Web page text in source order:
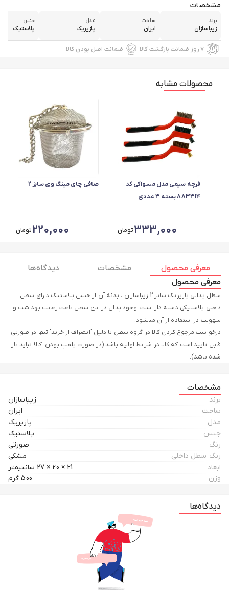
مشخصات
برند
زیباسازان
ساخت
ایران
مدل
پازیریک
جنس
پلاستیک
۷ روز ضمانت بازگشت کالا ضمانت اصل بودن کالا
محصولات مشابه
فرچه سیمی مدل مسواکی کد
883314 بسته 3 عددی
333,000تومان
صافی چای مینگ وی سایز 2
220,000تومان
معرفی محصول مشخصات
دیدگاه ها
معرفی محصول
سطل پدالی پازیریک سایز 2 زیباسازان ، بدنه آن از جنس پلاستیک دارای سطل
داخلی پلاستیکی دسته دار است. وجود پدال در این سطل باعث رعایت بهداشت و
درخواست مرجوع کردن کالا در گروه سطل با دلیل "انصراف از خرید" تنها در صورتی
قابل تایید است که کالا در شرایط اولیه باشد (در صورت پلمپ بودن، کالا نباید باز
شده باشد).
مشخصات
برند
زیباسازان
ساخت
ایران
مدل
پازیریک
جنس
پلاستیک
رنگ
صورتی
رنگ سطل داخلی
مشکی
ابعاد
21 × 20 × 27 سانتیمتر
وزن
500 گرم
دیدگاه‌ها